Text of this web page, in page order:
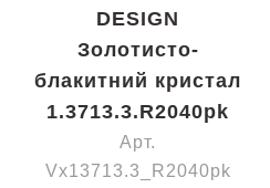
DESIGN
Золотисто-
блакитний кристал
1.3713.3.R2040pk
Арт.
Vx13713.3_R2040pk